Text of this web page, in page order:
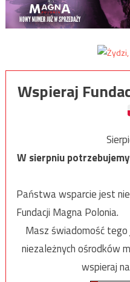
Wspieraj
W sierpniu
Państwa wsparcie jest
Fundacji Magna Polonia.
Masz świadomość
niezależnych ośrodków
wspieraj